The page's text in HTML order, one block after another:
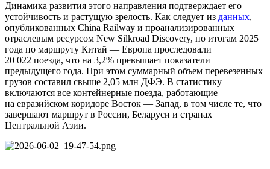
Динамика развития этого направления подтверждает его
устойчивость и растущую зрелость. Как следует из данных,
опубликованных China Railway и проанализированных
отраслевым ресурсом New Silkroad Discovery, по итогам 2025
года по маршруту Китай — Европа проследовали
20 022 поезда, что на 3,2% превышает показатели
предыдущего года. При этом суммарный объем перевезенных
грузов составил свыше 2,05 млн ДФЭ. В статистику
включаются все контейнерные поезда, работающие
на евразийском коридоре Восток — Запад, в том числе те, что
завершают маршрут в России, Беларуси и странах
Центральной Азии.